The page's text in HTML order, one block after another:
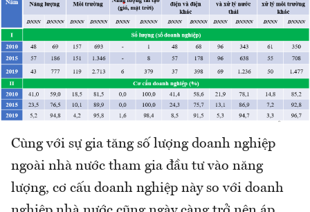
Cùng với sự gia tăng số lượng doanh nghiệp
ngoài nhà nước tham gia đầu tư vào năng
lượng, cơ cấu doanh nghiệp này so với doanh